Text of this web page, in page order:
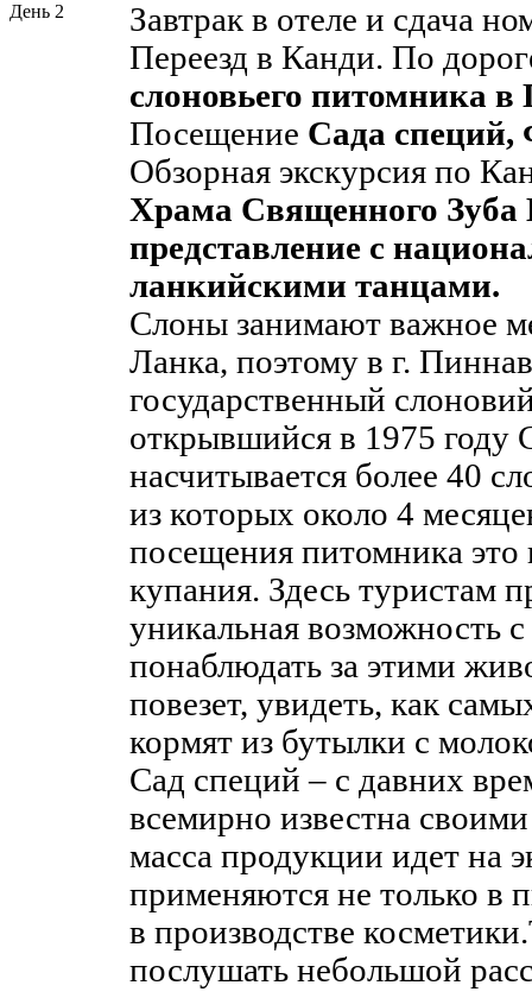
День 2
Завтрак в отеле и сдача
Переезд в Канди. По
слоновьего питомника в
Посещение Сада специй,
Обзорная экскурсия по
Храма Священного Зуба
представление с
ланкийскими танцами.
Слоны занимают важное
Ланка, поэтому в г.
государственный
открывшийся в 1975 году
насчитывается более 40
из которых около 4
посещения питомника это
купания. Здесь туристам
уникальная возможность с
понаблюдать за этими
повезет, увидеть, как
кормят из бутылки с
Сад специй – с давних
всемирно известна
масса продукции идет на
применяются не только в
в производстве
послушать небольшой